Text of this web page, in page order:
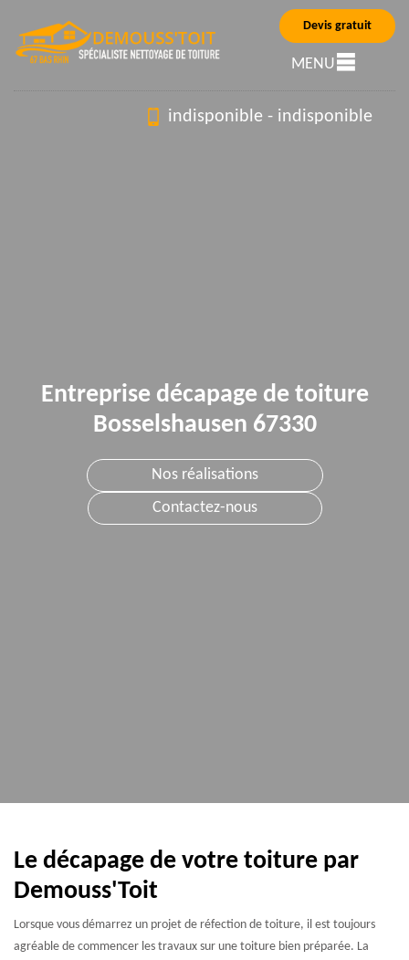
Devis gratuit
MENU
indisponible - indisponible
Entreprise décapage de toiture
Bosselshausen 67330
Nos réalisations
Contactez-nous
Le décapage de votre toiture par
Demouss'Toit
Lorsque vous démarrez un projet de réfection de toiture, il est toujours
agréable de commencer les travaux sur une toiture bien préparée. La